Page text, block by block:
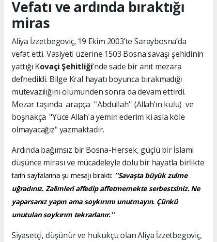
Vefatı ve ardında bıraktığı
miras
Aliya İzzetbegoviç, 19 Ekim 2003’te Saraybosna’da
vefat etti. Vasiyeti üzerine 1503 Bosna savaşı şehidinin
yattığı Kovaçi Şehitliği’nde sade bir anıt mezara
defnedildi. Bilge Kral hayatı boyunca bırakmadığı
mütevazılığını ölümünden sonra da devam ettirdi.
Mezar taşında arapça ''Abdullah'' (Allah’ın kulu) ve
boşnakça "Yüce Allah'a yemin ederim ki asla köle
olmayacağız" yazmaktadır.
Ardında bağımsız bir Bosna-Hersek, güçlü bir İslami
düşünce mirası ve mücadeleyle dolu bir hayatla birlikte
tarih sayfalarına şu mesajı bıraktı: ''Savaşta büyük zulme
uğradınız. Zalimleri affedip affetmemekte serbestsiniz. Ne
yaparsanız yapın ama soykırımı unutmayın. Çünkü
unutulan soykırım tekrarlanır.''
Siyasetçi, düşünür ve hukukçu olan Aliya İzzetbegoviç,